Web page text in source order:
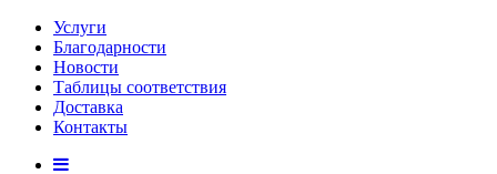
Услуги
Благодарности
Новости
Таблицы соответствия
Доставка
Контакты